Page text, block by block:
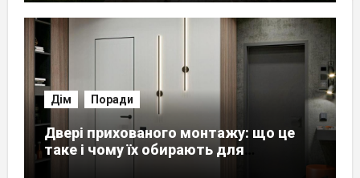
Дім Поради
Двері прихованого монтажу: що це
таке і чому їх обирають для